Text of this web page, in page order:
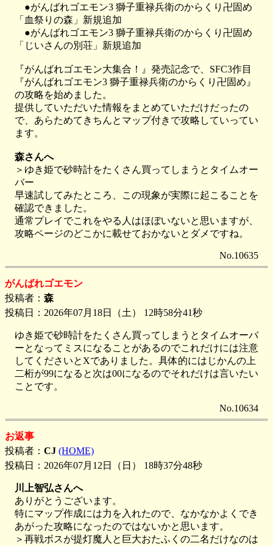
●がんばれゴエモン3 獅子重禄兵衛のからくり卍固め
「血祭りの森」新規追加
●がんばれゴエモン3 獅子重禄兵衛のからくり卍固め
「じいさんの別荘」新規追加
『がんばれゴエモン大集合！』発売記念で、SFC3作目
『がんばれゴエモン3 獅子重禄兵衛のからくり卍固め』
の攻略を始めました。
提供していただいた情報をまとめていただけだったの
で、あらためてきちんとマップ付きで攻略していってい
ます。
森さんへ
＞ゆき姫で砂時計をたくさん買ってしまうとタイムオー
バー
早速試してみたところ、この現象が実際に起こることを
確認できました。
通常プレイでこれをやる人はほぼいないと思いますが、
攻略ページのどこかに載せておかないとダメですね。
No.10635
がんばれゴエモン
投稿者： 森
投稿日：2026年07月18日（土） 12時58分41秒
ゆき姫で砂時計をたくさん買ってしまうとタイムオーバ
ーとなってミスになることがあるのでこれだけには注意
してくださいとXでありました。具体的にはじかんの上
二桁が99になると次は00になるのでそれだけは言いたい
ことです。
No.10634
お返事
投稿者： CJ (HOME)
投稿日：2026年07月12日（日） 18時37分48秒
川上智弘さんへ
ありがとうございます。
特にマップ作成には力を入れたので、なかなかよくでき
あがった攻略になったのではないかと思います。
＞再戦ボスが提灯魔人と巨大おたふくの二名だけなのは